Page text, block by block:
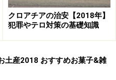
クロアチアの治安【2018年】
犯罪やテロ対策の基礎知識
土産2018 おすすめお菓子&雑